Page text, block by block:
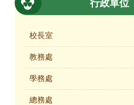
行政單位
校長室
教務處
學務處
總務處